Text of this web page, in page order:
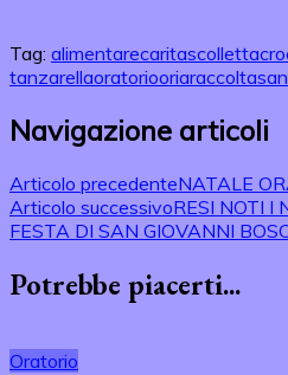
Tag: alimentarecaritascolletta
tanzarellaoratoriooriaraccolta
Navigazione articoli
Articolo precedenteNATALE
Articolo successivoRESI NOTI I
FESTA DI SAN GIOVANNI
Potrebbe piacerti...
Oratorio